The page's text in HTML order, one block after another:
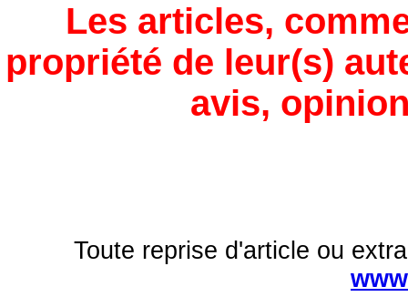
Les articles,
propriété de leur(s)
avis,
Toute reprise d'article ou